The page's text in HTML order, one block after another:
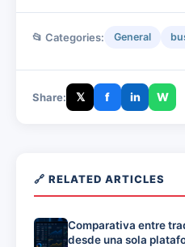
📂 Categories: General
Share: 𝕏 f in W
🔗 RELATED ARTICLES
Comparativa entre
desde una sola